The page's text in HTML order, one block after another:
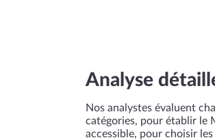
Analyse
Nos analystes évaluent
catégories, pour établir le
accessible, pour choisir